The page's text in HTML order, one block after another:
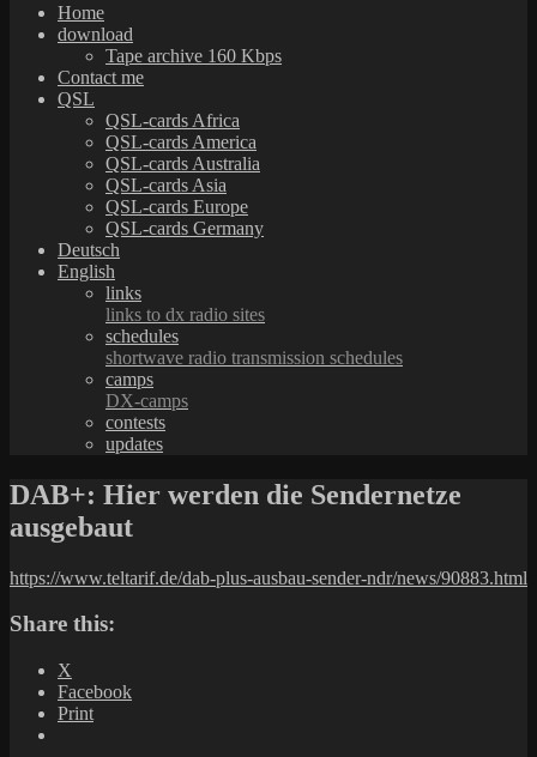
Home
download
Tape archive 160 Kbps
Contact me
QSL
QSL-cards Africa
QSL-cards America
QSL-cards Australia
QSL-cards Asia
QSL-cards Europe
QSL-cards Germany
Deutsch
English
links
links to dx radio sites
schedules
shortwave radio transmission schedules
camps
DX-camps
contests
updates
DAB+: Hier werden die Sendernetze
ausgebaut
https://www.teltarif.de/dab-plus-ausbau-sender-ndr/news/90883.html
Share this:
X
Facebook
Print